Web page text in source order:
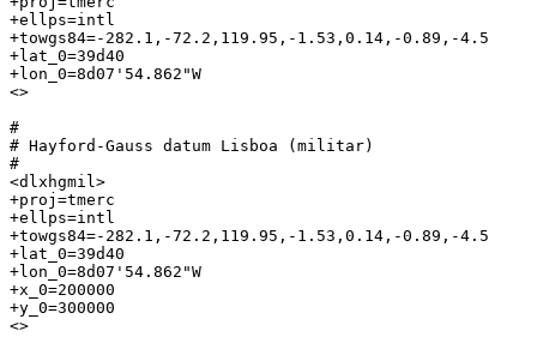
+ellps=intl
+towgs84=-282.1,-72.2,119.95,-1.53,0.14,-0.89,-4.5
+lat_0=39d40
+lon_0=8d07'54.862"W
<>
#
# Hayford-Gauss datum Lisboa (militar)
#
<dlxhgmil>
+proj=tmerc
+ellps=intl
+towgs84=-282.1,-72.2,119.95,-1.53,0.14,-0.89,-4.5
+lat_0=39d40
+lon_0=8d07'54.862"W
+x_0=200000
+y_0=300000
<>